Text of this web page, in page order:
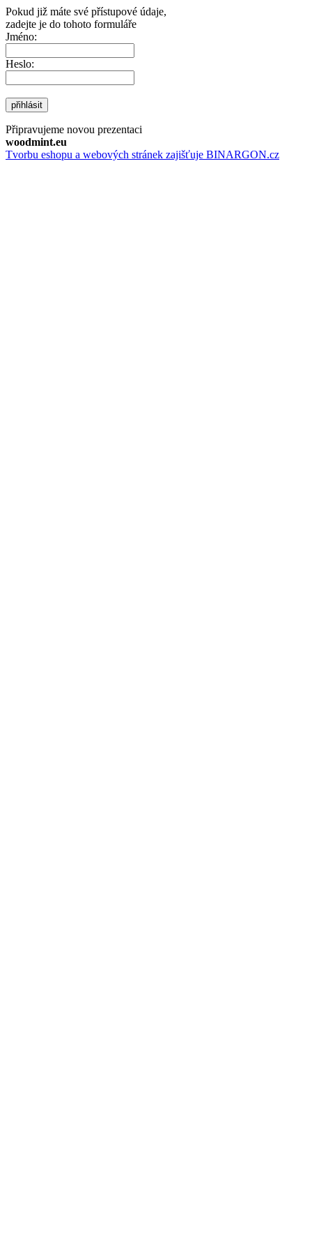
Pokud již máte své přístupové údaje,
zadejte je do tohoto formuláře
Jméno:
Heslo:
přihlásit
Připravujeme novou prezentaci
woodmint.eu
Tvorbu eshopu a webových stránek zajišťuje BINARGON.cz